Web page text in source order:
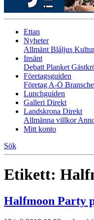
Ettan
Nyheter
Allmänt Blåljus
Insänt
Debatt Planket
Företagsguiden
Företag A-Ö
Lunchguiden
Galleri Direkt
Landskrona Direkt
Allmänna villkor
Mitt konto
Sök
Etikett:
Halfmoon Party